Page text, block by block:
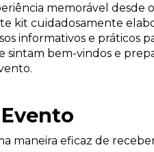
memorável desde o
kit cuidadosamente
informativos e práticos
sintam bem-vindos e
maneira eficaz de